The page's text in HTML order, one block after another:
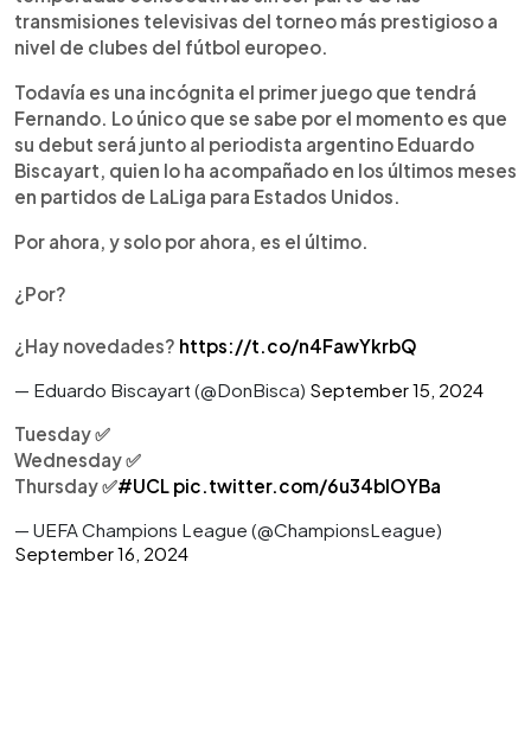
transmisiones televisivas del torneo más prestigioso a
nivel de clubes del fútbol europeo.
Todavía es una incógnita el primer juego que tendrá
Fernando. Lo único que se sabe por el momento es que
su debut será junto al periodista argentino Eduardo
Biscayart, quien lo ha acompañado en los últimos meses
en partidos de LaLiga para Estados Unidos.
Por ahora, y solo por ahora, es el último.
¿Por?
¿Hay novedades? https://t.co/n4FawYkrbQ
— Eduardo Biscayart (@DonBisca) September 15, 2024
Tuesday ✅
Wednesday ✅
Thursday ✅#UCL pic.twitter.com/6u34blOYBa
— UEFA Champions League (@ChampionsLeague)
September 16, 2024